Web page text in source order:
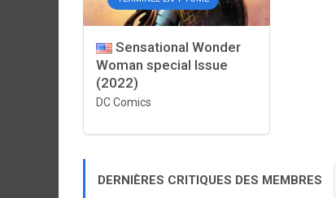
Sensational Wonder
Woman special Issue
(2022)
DC Comics
DERNIÈRES CRITIQUES DES MEMBRES